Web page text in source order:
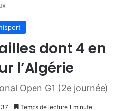
dont 4 en
l’Algérie
Open G1 (2e journée)
Temps de lecture 1 minute